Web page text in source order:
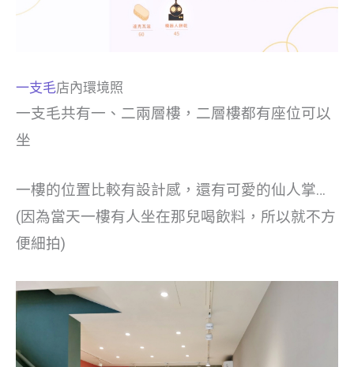
一支毛店內環境照
一支毛共有一、二兩層樓，二層樓都有座位可以
坐
一樓的位置比較有設計感，還有可愛的仙人掌…
(因為當天一樓有人坐在那兒喝飲料，所以就不方
便細拍)